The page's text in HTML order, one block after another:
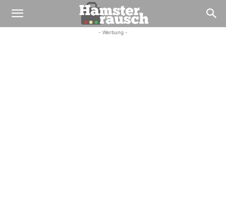
- Werbung -